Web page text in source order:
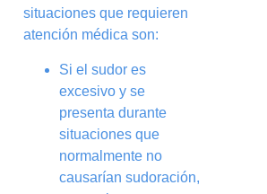
situaciones que requieren
atención médica son:
Si el sudor es
excesivo y se
presenta durante
situaciones que
normalmente no
causarían sudoración,